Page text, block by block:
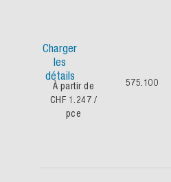
Charger
les
détails
À partir de
CHF 1.247 /
pce
575.100